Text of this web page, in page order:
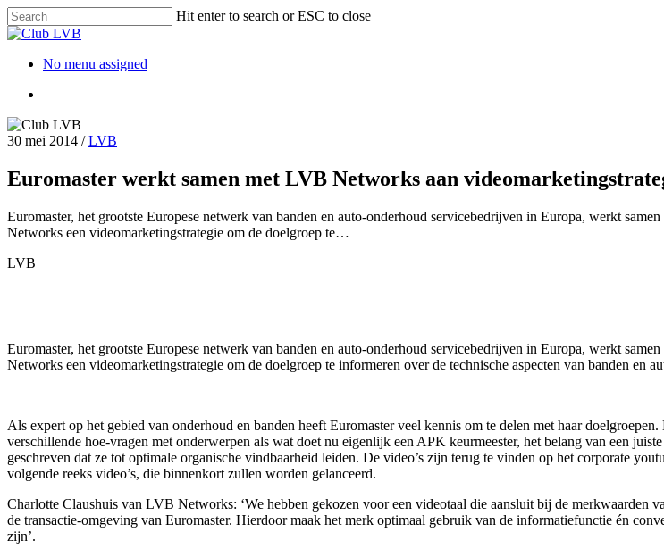
Hit enter to search or ESC to close
No menu assigned
30 mei 2014 /LVB
Euromaster werkt samen met LVB Networks aan
Euromaster, het grootste Europese netwerk van banden en auto-onderhoud servicebedrijven in Europa, werkt
Networks een videomarketingstrategie om de doelgroep te…
LVB
Euromaster, het grootste Europese netwerk van banden en auto-onderhoud servicebedrijven in Europa, werkt
Networks een videomarketingstrategie om de doelgroep te informeren over de technische aspecten van banden en
Als expert op het gebied van onderhoud en banden heeft Euromaster veel kennis om te delen met haar
verschillende hoe-vragen met onderwerpen als wat doet nu eigenlijk een APK keurmeester, het belang van een
geschreven dat ze tot optimale organische vindbaarheid leiden. De video’s zijn terug te vinden op het corporate
volgende reeks video’s, die binnenkort zullen worden gelanceerd.
Charlotte Claushuis van LVB Networks: ‘We hebben gekozen voor een videotaal die aansluit bij de merkwaarden
de transactie-omgeving van Euromaster. Hierdoor maak het merk optimaal gebruik van de informatiefunctie én
zijn’.